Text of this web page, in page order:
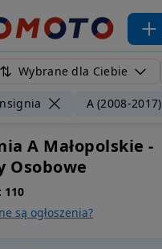
Wybrane dla Ciebie
A (2008-2017)
A Małopolskie -
Osobowe
110
są ogłoszenia?